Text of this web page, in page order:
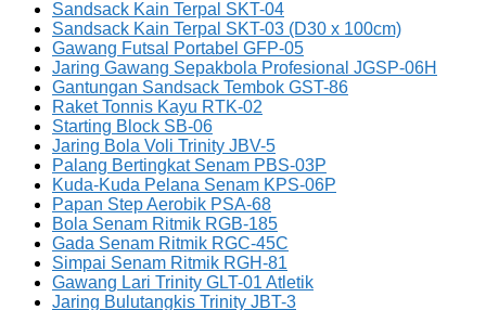
Sandsack Kain Terpal SKT-04
Sandsack Kain Terpal SKT-03 (D30 x 100cm)
Gawang Futsal Portabel GFP-05
Jaring Gawang Sepakbola Profesional JGSP-06H
Gantungan Sandsack Tembok GST-86
Raket Tonnis Kayu RTK-02
Starting Block SB-06
Jaring Bola Voli Trinity JBV-5
Palang Bertingkat Senam PBS-03P
Kuda-Kuda Pelana Senam KPS-06P
Papan Step Aerobik PSA-68
Bola Senam Ritmik RGB-185
Gada Senam Ritmik RGC-45C
Simpai Senam Ritmik RGH-81
Gawang Lari Trinity GLT-01 Atletik
Jaring Bulutangkis Trinity JBT-3